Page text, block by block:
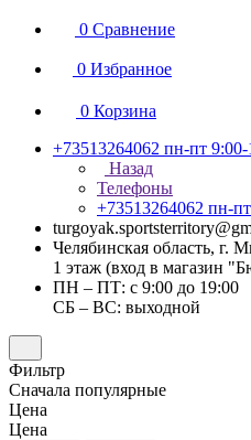
0 Сравнение
0 Избранное
0 Корзина
+73513264062 пн-пт 9:00-
Назад
Телефоны
+73513264062 пн-
Челябинская область, г.
1 этаж (вход в магазин
ПН – ПТ: с 9:00 до 19:00
СБ – ВС: выходной
Фильтр
Сначала популярные
Цена
Цена